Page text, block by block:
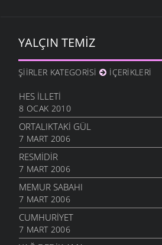
YALÇIN TEMIZ
ŞIIRLER KATEGORISI İÇERIKLERI
HES İLLETI
8 OCAK 2010
ORTALIKTAKI GÜL
7 MART 2006
RESMIDIR
7 MART 2006
MEMUR SABAHI
7 MART 2006
CUMHURIYET
7 MART 2006